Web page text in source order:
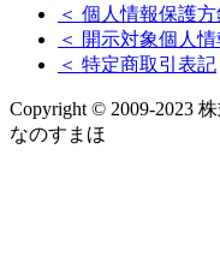
＜ 個人情報保護
＜ 開示対象個人
＜ 特定商取引表記
Copyright © 2009-2023
なのすまほ